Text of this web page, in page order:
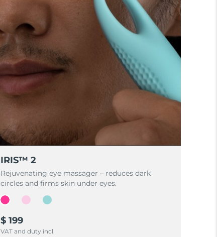
IRIS™ 2
Rejuvenating eye massager – reduces dark
circles and firms skin under eyes.
$ 199
VAT and duty incl.